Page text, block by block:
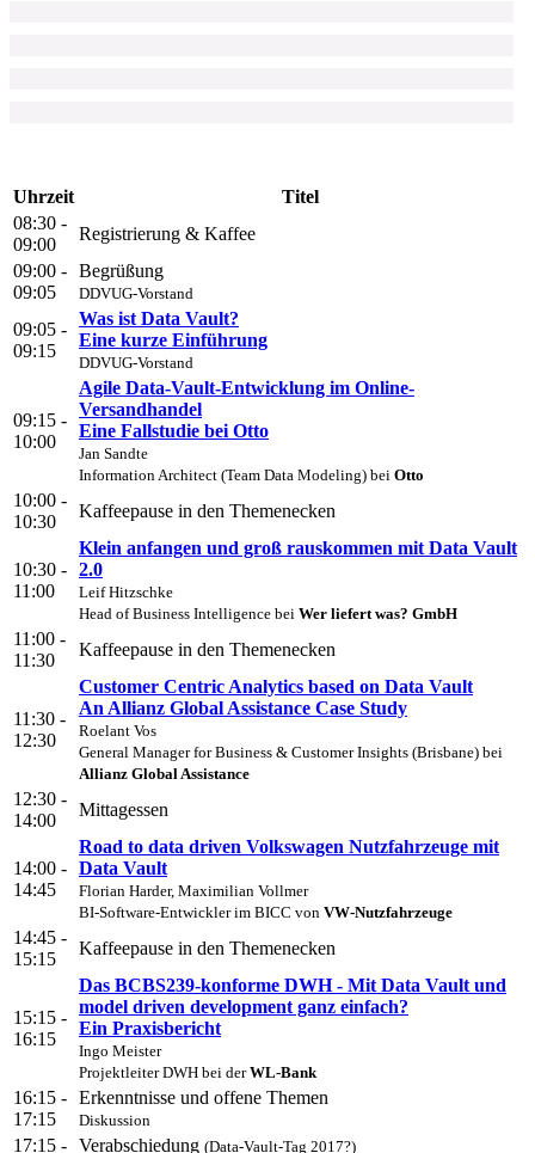
Uhrzeit
Titel
08:30 -
09:00
Registrierung & Kaffee
09:00 -
09:05
Begrüßung
DDVUG-Vorstand
09:05 -
09:15
Was ist Data Vault?
Eine kurze Einführung
DDVUG-Vorstand
09:15 -
10:00
Agile Data-Vault-Entwicklung im Online-
Versandhandel
Eine Fallstudie bei Otto
Jan Sandte
Information Architect (Team Data Modeling) bei Otto
10:00 -
10:30
Kaffeepause in den Themenecken
10:30 -
11:00
Klein anfangen und groß rauskommen mit Data Vault
2.0
Leif Hitzschke
Head of Business Intelligence bei Wer liefert was? GmbH
11:00 -
11:30
Kaffeepause in den Themenecken
11:30 -
12:30
Customer Centric Analytics based on Data Vault
An Allianz Global Assistance Case Study
Roelant Vos
General Manager for Business & Customer Insights (Brisbane) bei
Allianz Global Assistance
12:30 -
14:00
Mittagessen
14:00 -
14:45
Road to data driven Volkswagen Nutzfahrzeuge mit
Data Vault
Florian Harder, Maximilian Vollmer
BI-Software-Entwickler im BICC von VW-Nutzfahrzeuge
14:45 -
15:15
Kaffeepause in den Themenecken
15:15 -
16:15
Das BCBS239-konforme DWH - Mit Data Vault und
model driven development ganz einfach?
Ein Praxisbericht
Ingo Meister
Projektleiter DWH bei derWL-Bank
16:15 -
17:15
Erkenntnisse und offene Themen
Diskussion
17:15 - Verabschiedung (Data-Vault-Tag 2017?)